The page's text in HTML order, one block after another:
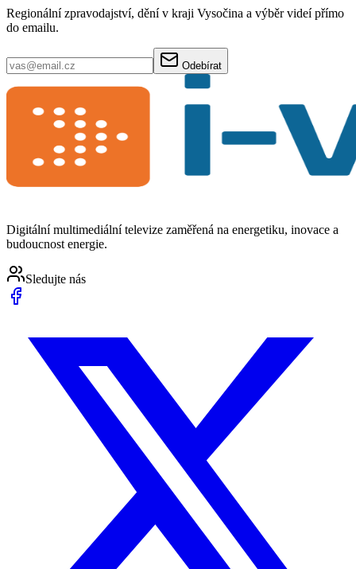
Regionální zpravodajství, dění v kraji Vysočina a výběr videí přímo
do emailu.
Odebírat
Digitální multimediální televize zaměřená na energetiku, inovace a
budoucnost energie.
Sledujte nás